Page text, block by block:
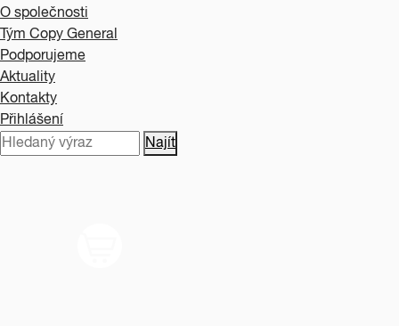
O společnosti
Tým Copy General
Podporujeme
Aktuality
Kontakty
Přihlášení
Najít